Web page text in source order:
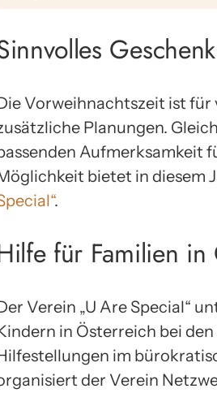
Vorweihnachtszeit ist für
Planungen.
Aufmerksamkeit
bietet in diesem
.
für Familien in
Verein „U Are Special“
in Österreich bei
im
der Verein